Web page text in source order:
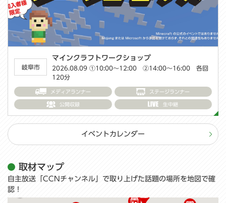
【中日×横浜DeNAベイスターズ】中日ドラゴ...
2026.08.11 11:15～
公開収録 生中継
イベントカレンダー
自主放送「CCNチャンネル」で取り上げた話題の場所を地図で確
認！